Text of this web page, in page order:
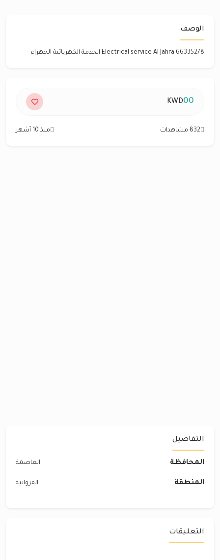
الوصف
Electrical service Al Jahra 66335278 الخدمة الكهربائية الجهراء
00
KWD
832 مشاهدات منذ 10 أشهر
التفاصيل
المحافظة العاصمة
المنطقة الفروانية
التعليقات